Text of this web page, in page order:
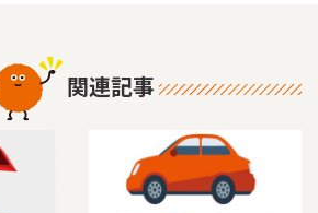
関連記事